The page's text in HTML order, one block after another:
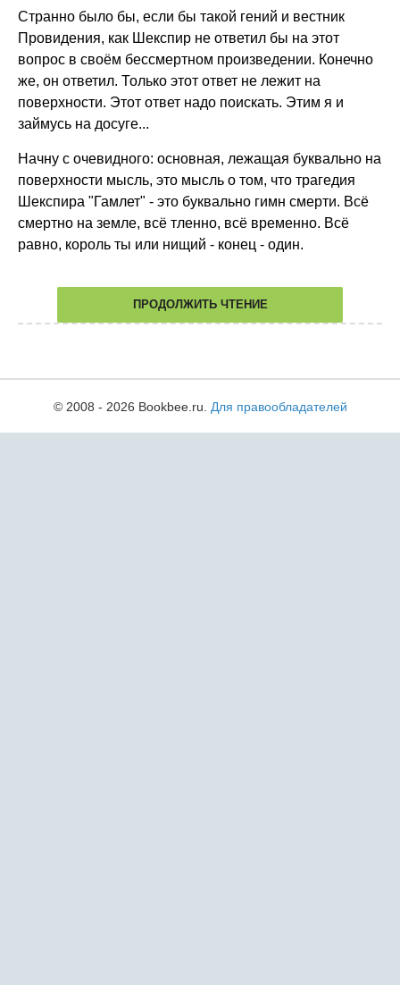
Странно было бы, если бы такой гений и вестник
Провидения, как Шекспир не ответил бы на этот
вопрос в своём бессмертном произведении. Конечно
же, он ответил. Только этот ответ не лежит на
поверхности. Этот ответ надо поискать. Этим я и
займусь на досуге...
Начну с очевидного: основная, лежащая буквально на
поверхности мысль, это мысль о том, что трагедия
Шекспира "Гамлет" - это буквально гимн смерти. Всё
смертно на земле, всё тленно, всё временно. Всё
равно, король ты или нищий - конец - один.
ПРОДОЛЖИТЬ ЧТЕНИЕ
© 2008 - 2026 Bookbee.ru. Для правообладателей